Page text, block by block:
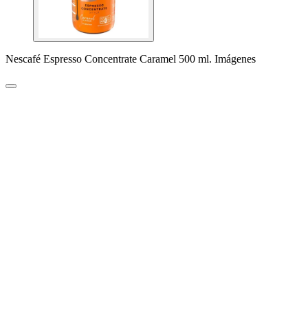
Nescafé Espresso Concentrate Caramel 500 ml. Imágenes